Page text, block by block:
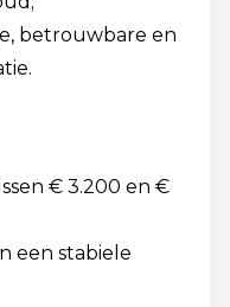
betrouwbare en
€ 3.200 en €
een stabiele